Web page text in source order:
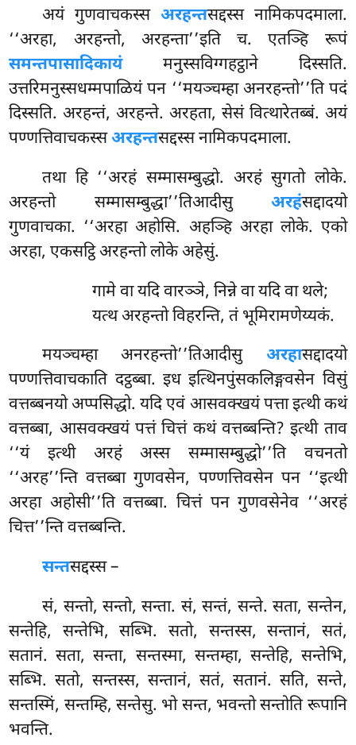
अयं गुणवाचकस्स अरहन्तसद्दस्स नामिकपदमाला.
‘‘अरहा, अरहन्तो, अरहन्ता’’इति च. एतञ्हि रूपं
समन्तपासादिकायंमनुस्सविग्गहट्ठाने दिस्सति.
उत्तरिमनुस्सधम्मपाळियं पन ‘‘मयञ्चम्हा अनरहन्तो’’ति पदं
दिस्सति. अरहन्तं, अरहन्ते. अरहता, सेसं वित्थारेतब्बं. अयं
पण्णत्तिवाचकस्सअरहन्तसद्दस्स नामिकपदमाला.
तथा हि ‘‘अरहं सम्मासम्बुद्धो. अरहं सुगतो लोके.
अरहन्तो सम्मासम्बुद्धा’’तिआदीसु अरहंसद्दादयो
गुणवाचका. ‘‘अरहा अहोसि. अहञ्हि अरहा लोके. एको
अरहा, एकसट्ठि अरहन्तो लोके अहेसुं.
गामे वा यदि वारञ्ञे, निन्ने वा यदि वा थले;
यत्थ अरहन्तो विहरन्ति, तं भूमिरामणेय्यकं.
मयञ्चम्हा अनरहन्तो’’तिआदीसु अरहासद्दादयो
पण्णत्तिवाचकाति दट्ठब्बा. इध इत्थिनपुंसकलिङ्गवसेन विसुं
वत्तब्बनयो अप्पसिद्धो. यदि एवं आसवक्खयं पत्ता इत्थी कथं
वत्तब्बा, आसवक्खयं पत्तं चित्तं कथं वत्तब्बन्ति? इत्थी ताव
‘‘यं इत्थी अरहं अस्स सम्मासम्बुद्धो’’ति वचनतो
‘‘अरह’’न्ति वत्तब्बा गुणवसेन, पण्णत्तिवसेन पन ‘‘इत्थी
अरहा अहोसी’’ति वत्तब्बा. चित्तं पन गुणवसेनेव ‘‘अरहं
चित्त’’न्ति वत्तब्बन्ति.
सन्तसद्दस्स–
सं, सन्तो, सन्तो, सन्ता. सं, सन्तं, सन्ते. सता, सन्तेन,
सन्तेहि, सन्तेभि, सब्भि. सतो, सन्तस्स, सन्तानं, सतं,
सतानं. सता, सन्ता, सन्तस्मा, सन्तम्हा, सन्तेहि, सन्तेभि,
सब्भि. सतो, सन्तस्स, सन्तानं, सतं, सतानं. सति, सन्ते,
सन्तस्मिं, सन्तम्हि, सन्तेसु. भो सन्त, भवन्तो सन्तोति रूपानि
भवन्ति.